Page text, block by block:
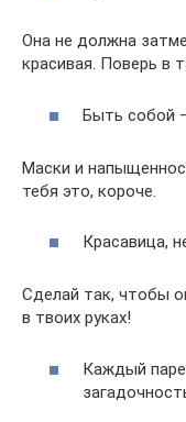
Она не должна
красивая. Поверь в
Быть собой
Маски и
тебя это, короче.
Красавица,
Сделай так, чтобы
в твоих руках!
Каждый